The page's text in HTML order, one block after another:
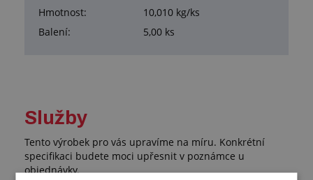
Hmotnost:
10,010 kg/ks
Balení:
5,00 ks
Služby
Tento výrobek pro vás upravíme na míru. Konkrétní
specifikaci budete moci upřesnit v poznámce u
objednávky.